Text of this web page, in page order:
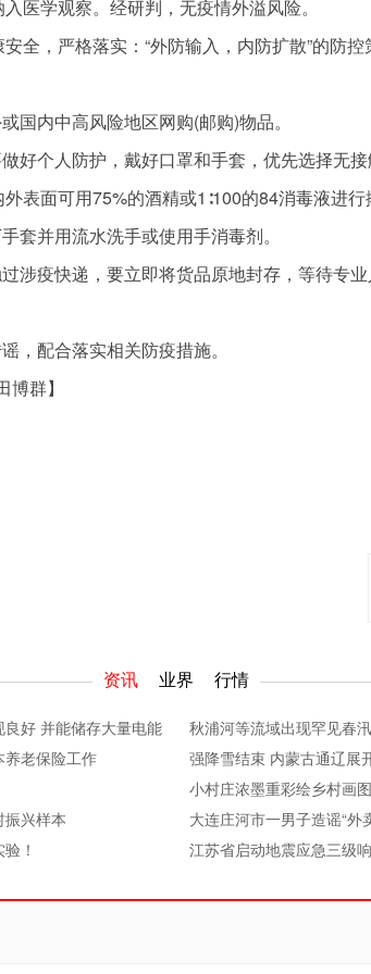
医学观察。经研判，无疫情外溢风险。
，严格落实：“外防输入，内防扩散”的防控
内中高风险地区网购(邮购)物品。
个人防护，戴好口罩和手套，优先选择无接
表面可用75%的酒精或1∶100的84消毒液进行
并用流水洗手或使用手消毒剂。
疫快递，要立即将货品原地封存，等待专
配合落实相关防疫措施。
博群】
资讯 业界 行情
好 并能储存大量电能
秋浦河等流域出现罕见春
老保险工作
强降雪结束 内蒙古通辽展
小村庄浓墨重彩绘乡村画图
振兴样本
大连庄河市一男子造谣“外
！
江苏省启动地震应急三级